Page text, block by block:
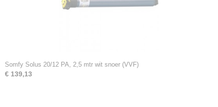
Somfy Solus 20/12 PA, 2,5 mtr wit snoer (VVF)
€ 139,13